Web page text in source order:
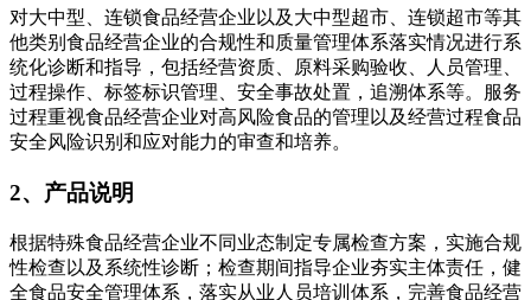
对大中型、连锁食品经营企业以及大中型超市、连锁超市等其
他类别食品经营企业的合规性和质量管理体系落实情况进行系
统化诊断和指导，包括经营资质、原料采购验收、人员管理、
过程操作、标签标识管理、安全事故处置，追溯体系等。服务
过程重视食品经营企业对高风险食品的管理以及经营过程食品
安全风险识别和应对能力的审查和培养。
2、产品说明
根据特殊食品经营企业不同业态制定专属检查方案，实施合规
性检查以及系统性诊断；检查期间指导企业夯实主体责任，健
全食品安全管理体系，落实从业人员培训体系，完善食品经营